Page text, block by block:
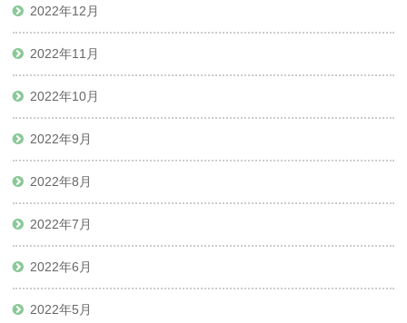
2022年12月
2022年11月
2022年10月
2022年9月
2022年8月
2022年7月
2022年6月
2022年5月